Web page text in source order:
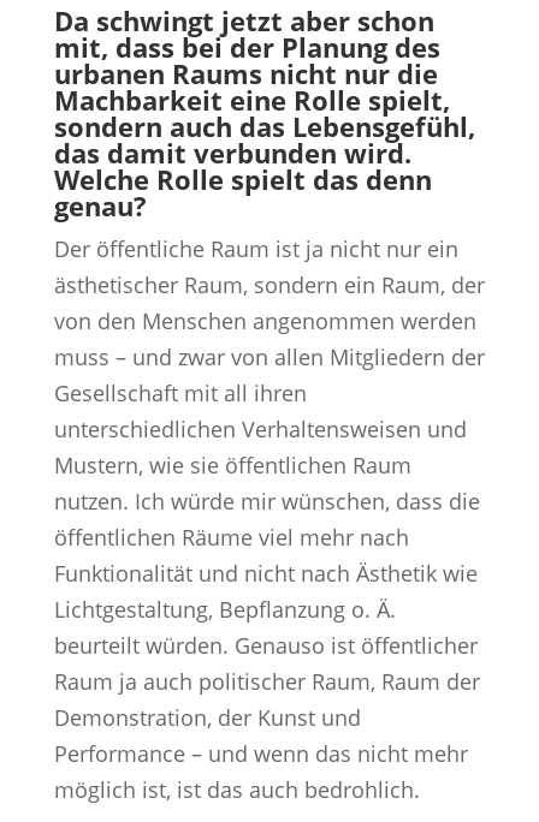
Da schwingt jetzt aber schon
mit, dass bei der Planung des
urbanen Raums nicht nur die
Machbarkeit eine Rolle spielt,
sondern auch das Lebensgefühl,
das damit verbunden wird.
Welche Rolle spielt das denn
genau?
Der öffentliche Raum ist ja nicht nur ein
ästhetischer Raum, sondern ein Raum, der
von den Menschen angenommen werden
muss – und zwar von allen Mitgliedern der
Gesellschaft mit all ihren
unterschiedlichen Verhaltensweisen und
Mustern, wie sie öffentlichen Raum
nutzen. Ich würde mir wünschen, dass die
öffentlichen Räume viel mehr nach
Funktionalität und nicht nach Ästhetik wie
Lichtgestaltung, Bepflanzung o. Ä.
beurteilt würden. Genauso ist öffentlicher
Raum ja auch politischer Raum, Raum der
Demonstration, der Kunst und
Performance – und wenn das nicht mehr
möglich ist, ist das auch bedrohlich.